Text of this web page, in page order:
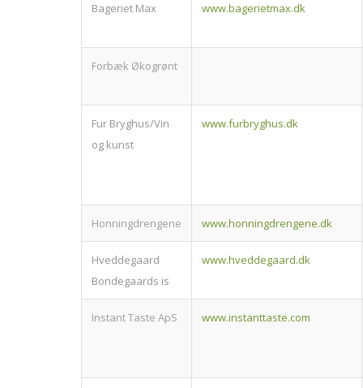
Bageriet Max www.bagerietmax.dk
Forbæk Økogrønt
Fur Bryghus/Vin
og kunst
www.furbryghus.dk
Honningdrengene www.honningdrengene.dk
Hveddegaard
Bondegaards is
www.hveddegaard.dk
Instant Taste ApS www.instanttaste.com